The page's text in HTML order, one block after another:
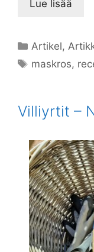
Lue lisää
Kategoriat
Artikel,
Avainsanat
maskros,
Villiyrtit –